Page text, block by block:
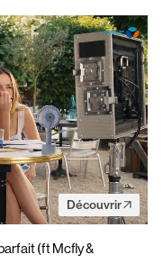
Découvrir
(ft Mcfly &